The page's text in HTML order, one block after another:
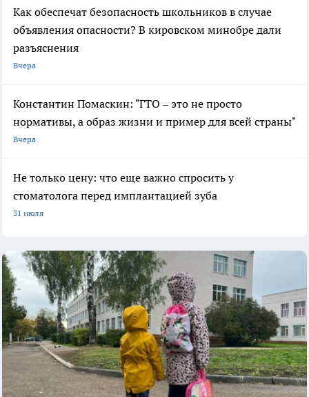
Как обеспечат безопасность школьников в случае
объявления опасности? В кировском минобре дали
разъяснения
Вчера
Константин Помаскин: "ГТО – это не просто
нормативы, а образ жизни и пример для всей страны"
Вчера
Не только цену: что еще важно спросить у
стоматолога перед имплантацией зуба
31 июля